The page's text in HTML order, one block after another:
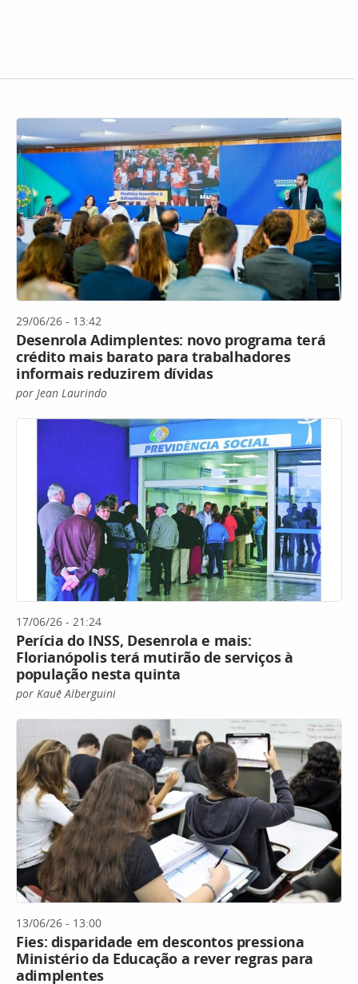
29/06/26 - 13:42
Desenrola Adimplentes: novo programa terá
crédito mais barato para trabalhadores
informais reduzirem dívidas
por Jean Laurindo
17/06/26 - 21:24
Perícia do INSS, Desenrola e mais:
Florianópolis terá mutirão de serviços à
população nesta quinta
por Kauê Alberguini
13/06/26 - 13:00
Fies: disparidade em descontos pressiona
Ministério da Educação a rever regras para
adimplentes